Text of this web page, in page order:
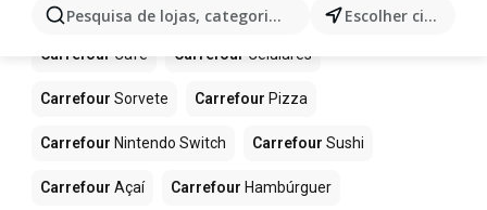
Pesquisa de lojas, categorias,produtos... Escolher cidade
Mais produtos em Carrefour
Carrefour Café Carrefour Celulares
Carrefour Sorvete Carrefour Pizza
Carrefour Nintendo Switch Carrefour Sushi
Carrefour Açaí Carrefour Hambúrguer